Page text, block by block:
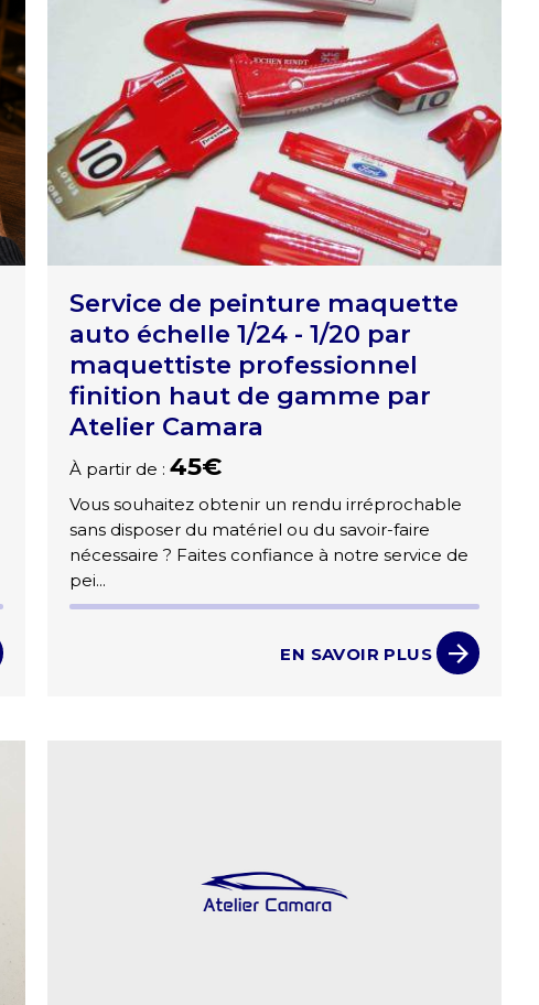
Service de peinture maquette
auto échelle 1/24 - 1/20 par
maquettiste professionnel
finition haut de gamme par
Atelier Camara
À partir de :45€
Vous souhaitez obtenir un rendu irréprochable
sans disposer du matériel ou du savoir-faire
nécessaire ? Faites confiance à notre service de
pei...
EN SAVOIR PLUS